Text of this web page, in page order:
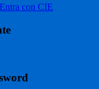
Entra con CIE